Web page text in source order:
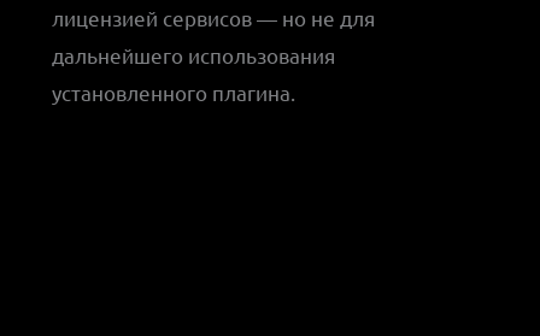
лицензией сервисов — но не для
дальнейшего использования
установленного плагина.